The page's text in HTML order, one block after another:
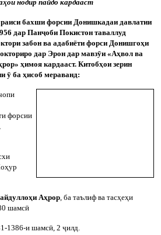
нодир пайдо кардааст
раиси бахши форсии Донишкадаи давлатии
дар Панҷоби Покистон таваллуд
забон ва адабиёти форси Донишгоҳи
дар Эрон дар мавзӯи «Аҳвол ва
ҳимоя кардааст. Китобҳои зерин
ӯ ба ҳисоб мераванд:
форсии
Аҳрор , ба таълиф ва тасҳеҳи
шамсӣ
1386-и шамсӣ , 2 ҷилд.